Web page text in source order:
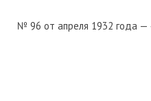
№ 96 от апреля 1932 года —